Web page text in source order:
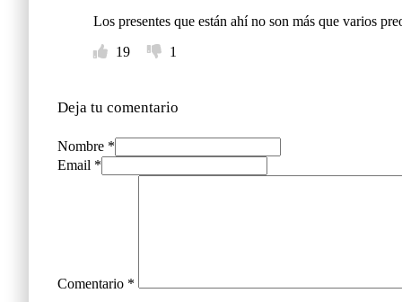
Los presentes que están ahí no son más que varios
19
1
Deja tu comentario
Nombre *
Email *
Comentario *